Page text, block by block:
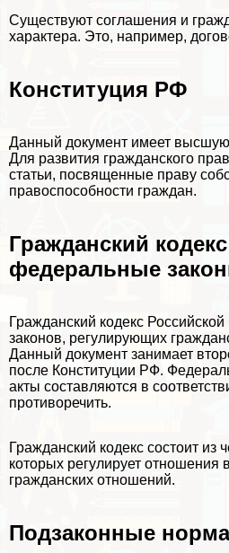
Существуют соглашения и
хаpaктера. Это, например,
Конституция РФ
Данный документ имеет
Для развития гражданского
статьи, посвященные праву
правоспособности граждан.
Гражданский
федеральные
Гражданский кодекс
законов, регулирующих
Данный документ занимает
после Конституции РФ.
акты составляются в
противоречить.
Гражданский кодекс состоит из
которых регулирует отношения
гражданских отношений.
Подзаконные